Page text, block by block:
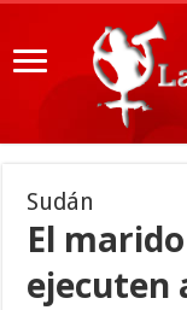
Sudán
El
ejecuten